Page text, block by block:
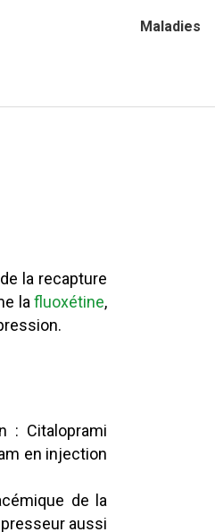
Maladies
la recapture
lafluoxétine,
: Citaloprami
en injection
de la
aussi